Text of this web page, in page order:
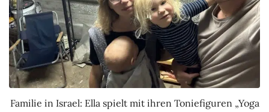
Familie in Israel: Ella spielt mit ihren Toniefiguren „Yoga